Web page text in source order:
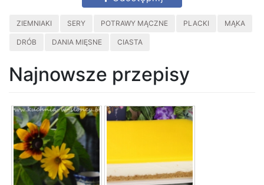
ZIEMNIAKI SERY POTRAWY MĄCZNE PLACKI MĄKA
DRÓB DANIA MIĘSNE CIASTA
Najnowsze przepisy